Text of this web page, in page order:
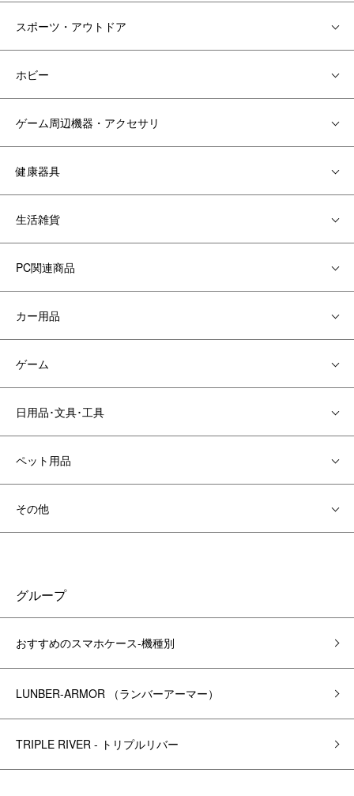
スポーツ・アウトドア
ホビー
ゲーム周辺機器・アクセサリ
健康器具
生活雑貨
PC関連商品
カー用品
ゲーム
日用品･文具･工具
ペット用品
その他
グループ
おすすめのスマホケース-機種別
LUNBER-ARMOR （ランバーアーマー）
TRIPLE RIVER - トリプルリバー